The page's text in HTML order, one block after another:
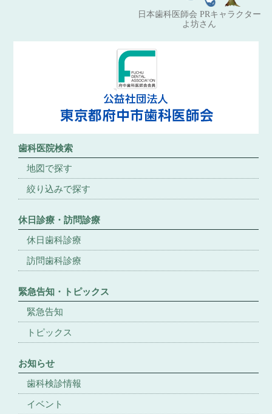
日本歯科医師会 PRキャラクター
よ坊さん
歯科医院検索
地図で探す
絞り込みで探す
休日診療・訪問診療
休日歯科診療
訪問歯科診療
緊急告知・トピックス
緊急告知
トピックス
お知らせ
歯科検診情報
イベント